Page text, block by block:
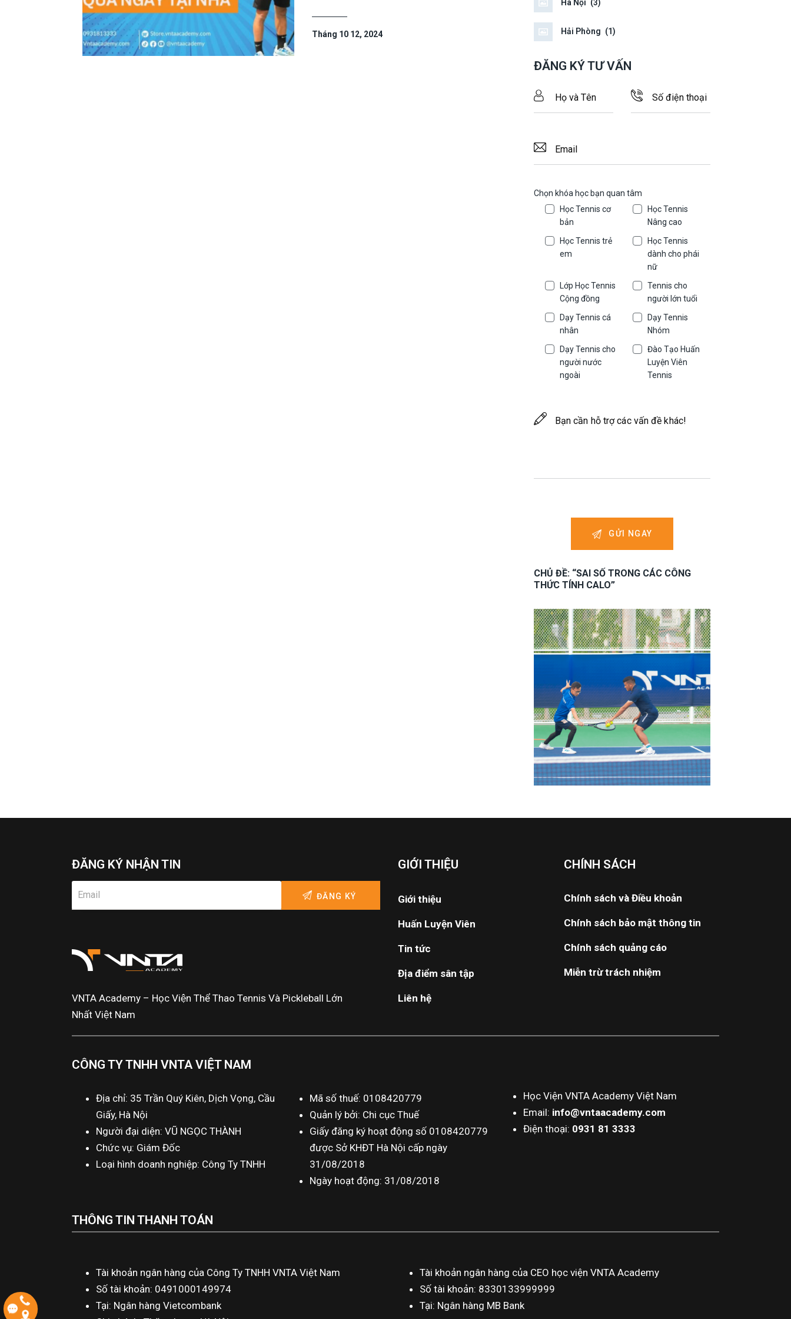
Tháng 10 12, 2024
Hà Nội (3)
Hải Phòng (1)
ĐĂNG KÝ TƯ VẤN
Chọn khóa học bạn quan tâm
Học Tennis cơ
bản
Học Tennis
Nâng cao
Học Tennis trẻ
em
Học Tennis
dành cho phái
nữ
Lớp Học Tennis
Cộng đồng
Tennis cho
người lớn tuổi
Dạy Tennis cá
nhân
Dạy Tennis
Nhóm
Dạy Tennis cho
người nước
ngoài
Đào Tạo Huấn
Luyện Viên
Tennis
CHỦ ĐỀ: “SAI SỐ TRONG CÁC CÔNG
THỨC TÍNH CALO”
ĐĂNG KÝ NHẬN TIN
VNTA Academy – Học Viện Thể Thao Tennis Và Pickleball Lớn
Nhất Việt Nam
GIỚI THIỆU
Giới thiệu
Huấn Luyện Viên
Tin tức
Địa điểm sân tập
Liên hệ
CHÍNH SÁCH
Chính sách và Điều khoản
Chính sách bảo mật thông tin
Chính sách quảng cáo
Miễn trừ trách nhiệm
CÔNG TY TNHH VNTA VIỆT NAM
Địa chỉ: 35 Trần Quý Kiên, Dịch Vọng, Cầu
Giấy, Hà Nội
Người đại diện: VŨ NGỌC THÀNH
Chức vụ: Giám Đốc
Loại hình doanh nghiệp: Công Ty TNHH
Mã số thuế: 0108420779
Quản lý bởi: Chi cục Thuế
Giấy đăng ký hoạt động số 0108420779
được Sở KHĐT Hà Nội cấp ngày
31/08/2018
Ngày hoạt động: 31/08/2018
Học Viện VNTA Academy Việt Nam
Email: info@vntaacademy.com
Điện thoại: 0931 81 3333
THÔNG TIN THANH TOÁN
Tài khoản ngân hàng của Công Ty TNHH VNTA Việt Nam
Số tài khoản: 0491000149974
Tại: Ngân hàng Vietcombank
Tài khoản ngân hàng của CEO học viện VNTA Academy
Số tài khoản: 8330133999999
Tại: Ngân hàng MB Bank